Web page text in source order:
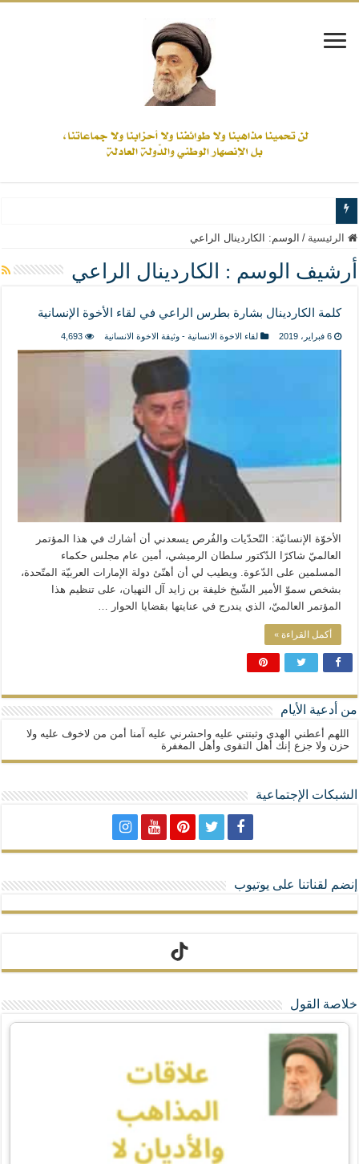
www.alamine.net
مواقف وآراء العلاّمة السيد علي الأمين من الأحداث والقضايا - اضغط للاطلاع
إذا كان التسنن هو الإيمان بسنة رسول الله ( صلى الله عليه وآله) فكلّ
علاقات المذاهب والأديان لا يجوز أن تكون على حساب الأوطان
لن تحمينا مذاهبنا ولا طوائفنا ولا أحزابنا ولا جماعاتنا، بل الإنصهار الوطني والدولة
ليست المنفعة تأتي من إسلامية النّظام كما لا تأتي المضرة من مسيحية النظام
نسج العلاقة مع الآخر تكون من خلال منظومة القيم و المبادئ الانسانية التي تجعل
الرئيسية / الوسم: الكاردينال الراعي
أرشيف الوسم : الكاردينال الراعي
كلمة الكاردينال بشارة بطرس الراعي في لقاء الأخوة الإنسانية
6 فبراير، 2019 لقاء الاخوة الانسانية - وثيقة الاخوة الانسانية 4,693
الأخوّة الإنسانيّة: التّحدّيات والفُرص يسعدني أن أشارك في هذا المؤتمر
العالميّ شاكرًا الدّكتور سلطان الرميشي، أمين عام مجلس حكماء
المسلمين على الدّعوة. ويطيب لي أن أهنّئ دولة الإمارات العربيّة المتّحدة،
بشخص سموّ الأمير الشّيخ خليفة بن زايد آل النهيان، على تنظيم هذا
المؤتمر العالميّ، الذي يندرج في عنايتها بقضايا الحوار …
أكمل القراءة »
من أدعية الأيام
اللهم أعطني الهدى وثبتني عليه واحشرني عليه آمنا أمن من لاخوف عليه ولا
حزن ولا جزع إنك أهل التقوى وأهل المغفرة
الشبكات الإجتماعية
إنضم لقناتنا على يوتيوب
تيك توك
خلاصة القول